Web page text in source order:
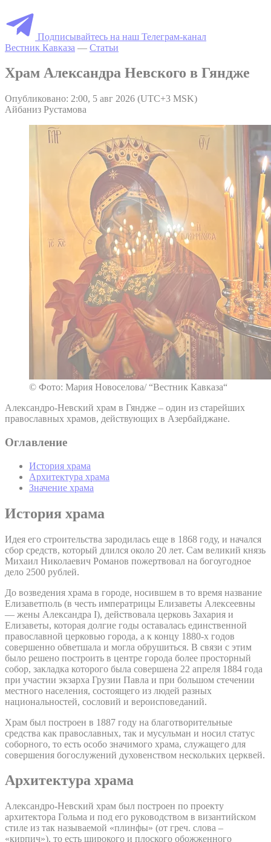
Подписывайтесь на наш Телеграм-канал
Вестник Кавказа — Статьи
Храм Александра Невского в Гяндже
Опубликовано: 2:00, 5 авг 2026 (UTC+3 MSK)
Айбаниз Рустамова
© Фото: Мария Новоселова/ “Вестник Кавказа“
Александро-Невский храм в Гяндже – один из старейших
православных храмов, действующих в Азербайджане.
Оглавление
История храма
Архитектура храма
Значение храма
История храма
Идея его строительства зародилась еще в 1868 году, и начался
сбор средств, который длился около 20 лет. Сам великий князь
Михаил Николаевич Романов пожертвовал на богоугодное
дело 2500 рублей.
До возведения храма в городе, носившем в то время название
Елизаветполь (в честь императрицы Елизаветы Алексеевны
— жены Александра I), действовала церковь Захария и
Елизаветы, которая долгие годы оставалась единственной
православной церковью города, а к концу 1880-х годов
совершенно обветшала и могла обрушиться. В связи с этим
было решено построить в центре города более просторный
собор, закладка которого была совершена 22 апреля 1884 года
при участии экзарха Грузии Павла и при большом стечении
местного населения, состоящего из людей разных
национальностей, сословий и вероисповеданий.
Храм был построен в 1887 году на благотворительные
средства как православных, так и мусульман и носил статус
соборного, то есть особо значимого храма, служащего для
совершения богослужений духовенством нескольких церквей.
Архитектура храма
Александро-Невский храм был построен по проекту
архитектора Гольма и под его руководством в византийском
стиле из так называемой «плинфы» (от греч. слова –
«кирпич»), то есть широкого и плоского обожженного